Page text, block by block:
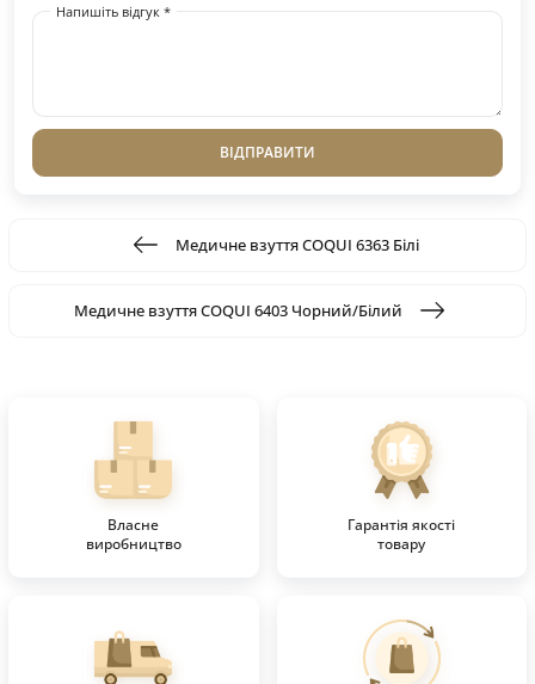
Напишіть відгук *
ВІДПРАВИТИ
Медичне взуття COQUI 6363 Білі
Медичне взуття COQUI 6403 Чорний/Білий
Власне
виробництво
Гарантія якості
товару